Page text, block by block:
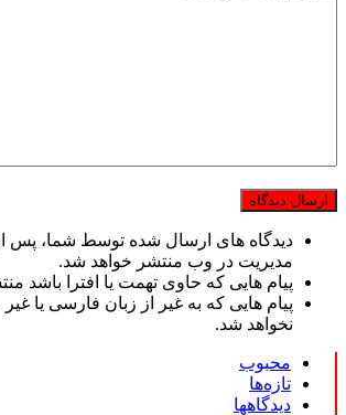
دیدگاه های ارسال شده توسط شما، پس از
مدیریت در وب منتشر خواهد شد.
پیام هایی که حاوی تهمت یا افترا باشد
پیام هایی که به غیر از زبان فارسی یا
نخواهد شد.
محبوب
تازه‌ها
دیدگاهها